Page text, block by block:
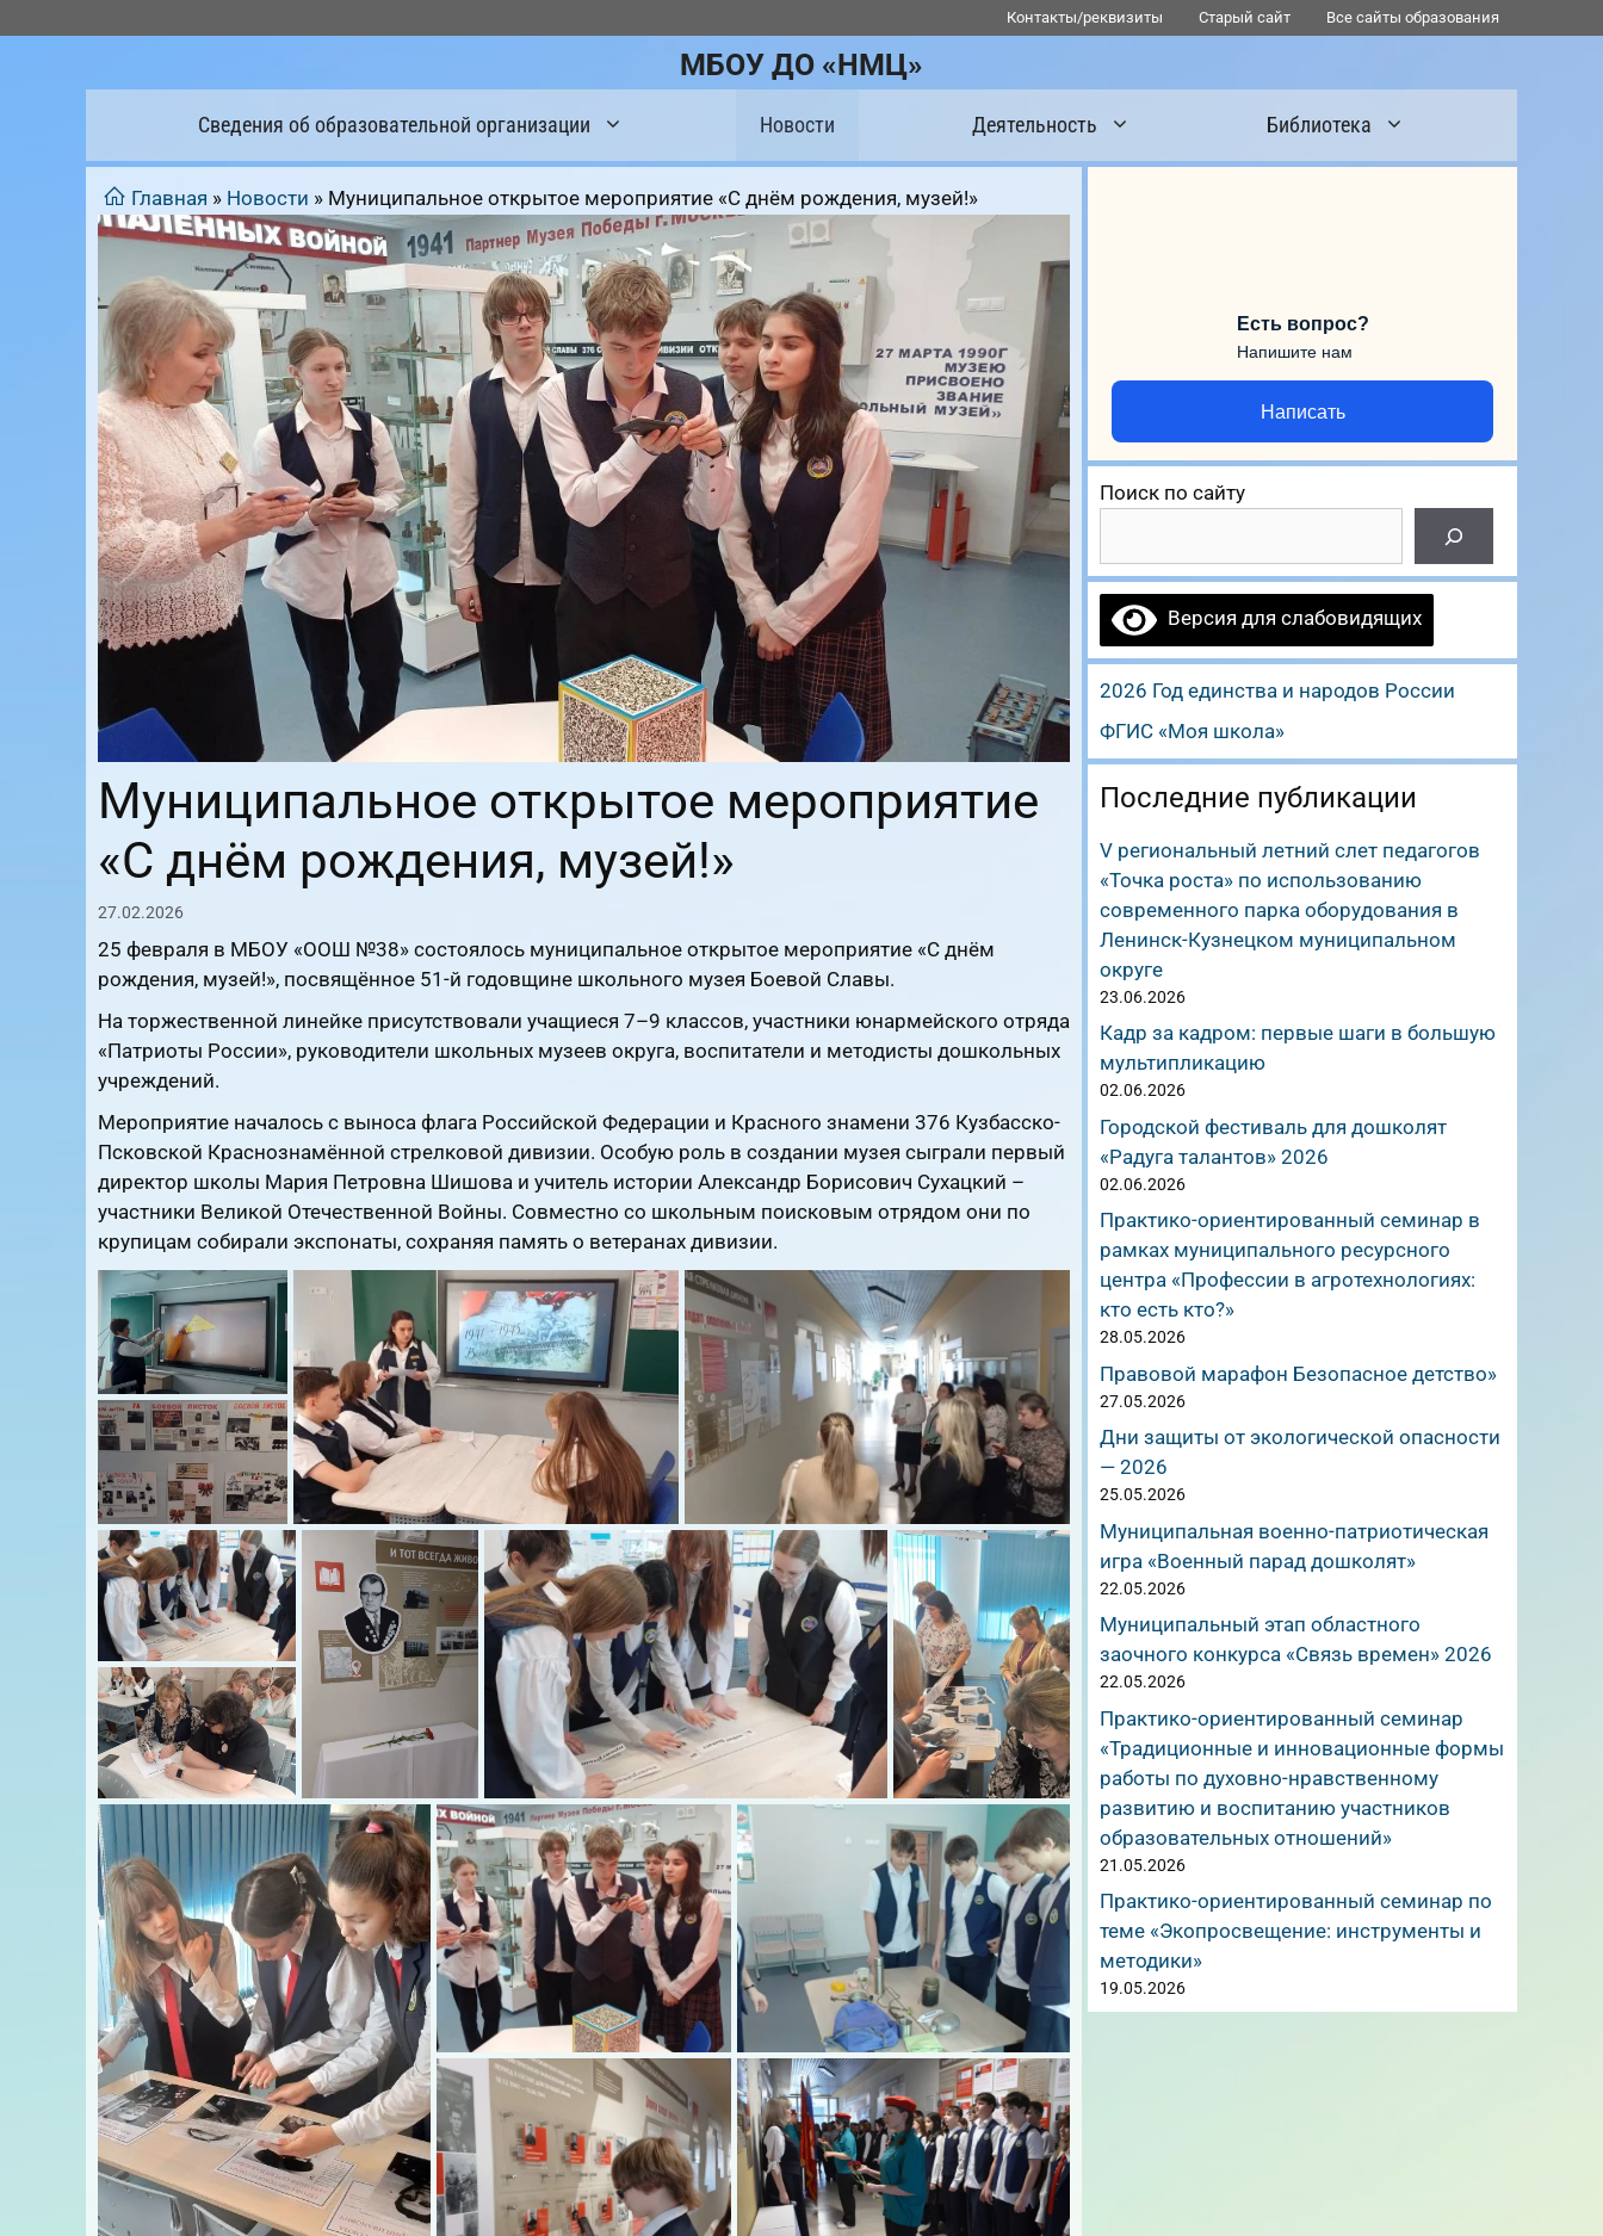
к
Контакты/реквизиты Старый сайт Все сайты образования
МБОУ ДО «НМЦ»
Сведения об образовательной организации Новости Деятельность Библиотека
Главная » Новости » Муниципальное открытое мероприятие «С днём рождения, музей!»
Муниципальное открытое мероприятие
«С днём рождения, музей!»
27.02.2026
25 февраля в МБОУ «ООШ №38» состоялось муниципальное открытое мероприятие «С днём
рождения, музей!», посвящённое 51-й годовщине школьного музея Боевой Славы.
На торжественной линейке присутствовали учащиеся 7–9 классов, участники юнармейского отряда
«Патриоты России», руководители школьных музеев округа, воспитатели и методисты дошкольных
учреждений.
Мероприятие началось с выноса флага Российской Федерации и Красного знамени 376 Кузбасско-
Псковской Краснознамённой стрелковой дивизии. Особую роль в создании музея сыграли первый
директор школы Мария Петровна Шишова и учитель истории Александр Борисович Сухацкий –
участники Великой Отечественной Войны. Совместно со школьным поисковым отрядом они по
крупицам собирали экспонаты, сохраняя память о ветеранах дивизии.
Есть вопрос?
Напишите нам
Написать
Поиск по сайту
Версия для слабовидящих
2026 Год единства и народов России
ФГИС «Моя школа»
Последние публикации
V региональный летний слет педагогов
«Точка роста» по использованию
современного парка оборудования в
Ленинск-Кузнецком муниципальном
округе
23.06.2026
Кадр за кадром: первые шаги в большую
мультипликацию
02.06.2026
Городской фестиваль для дошколят
«Радуга талантов» 2026
02.06.2026
Практико-ориентированный семинар в
рамках муниципального ресурсного
центра «Профессии в агротехнологиях:
кто есть кто?»
28.05.2026
Правовой марафон Безопасное детство»
27.05.2026
Дни защиты от экологической опасности
— 2026
25.05.2026
Муниципальная военно-патриотическая
игра «Военный парад дошколят»
22.05.2026
Муниципальный этап областного
заочного конкурса «Связь времен» 2026
22.05.2026
Практико-ориентированный семинар
«Традиционные и инновационные формы
работы по духовно-нравственному
развитию и воспитанию участников
образовательных отношений»
21.05.2026
Практико-ориентированный семинар по
теме «Экопросвещение: инструменты и
методики»
19.05.2026